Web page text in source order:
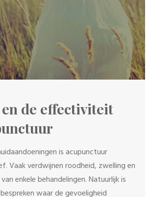
de effectiviteit
is acupunctuur
Vaak verdwijnen roodheid, zwelling en
enkele behandelingen. Natuurlijk is
waar de gevoeligheid